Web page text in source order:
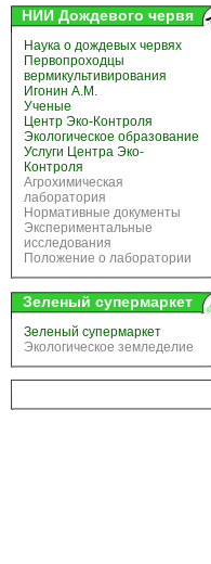
НИИ Дождевого червя
Наука о дождевых червях
Первопроходцы
вермикультивирования
Игонин А.М.
Ученые
Центр Эко-Контроля
Экологическое образование
Услуги Центра Эко-
Контроля
Агрохимическая
лаборатория
Нормативные документы
Экспериментальные
исследования
Положение о лаборатории
Зеленый супермаркет
Зеленый супермаркет
Экологическое земледелие